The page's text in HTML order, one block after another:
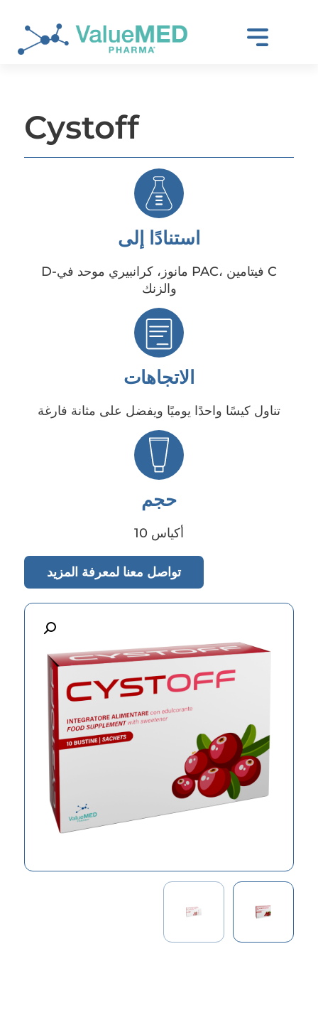
Cystoff
استنادًا إلى
D-مانوز، كرانبيري موحد في PAC، فيتامين C
والزنك
الاتجاهات
تناول كيسًا واحدًا يوميًا ويفضل على مثانة فارغة
حجم
10 أكياس
تواصل معنا لمعرفة المزيد